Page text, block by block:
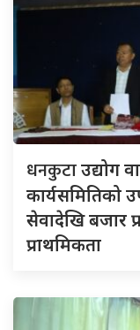
धनकुटाउद्योग
कार्यसमितिको
सेवादेखि बजार
प्राथमिकता